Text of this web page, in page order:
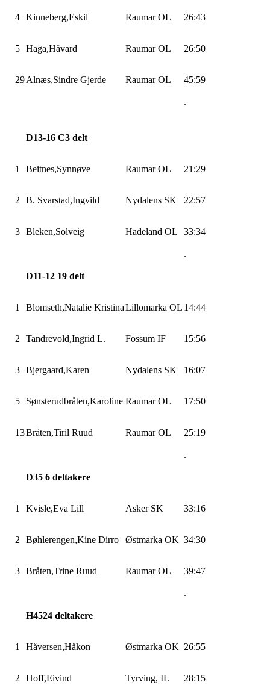
4 Kinneberg,Eskil Raumar OL 26:43
5 Haga,Håvard Raumar OL 26:50
29Alnæs,Sindre Gjerde Raumar OL 45:59
.
D13-16 C3 delt
1 Beitnes,Synnøve Raumar OL 21:29
2 B. Svarstad,Ingvild Nydalens SK 22:57
3 Bleken,Solveig Hadeland OL 33:34
.
D11-12 19 delt
1 Blomseth,Natalie KristinaLillomarka OL 14:44
2 Tandrevold,Ingrid L. Fossum IF 15:56
3 Bjergaard,Karen Nydalens SK 16:07
5 Sønsterudbråten,Karoline Raumar OL 17:50
13Bråten,Tiril Ruud Raumar OL 25:19
.
D35 6 deltakere
1 Kvisle,Eva Lill Asker SK 33:16
2 Bøhlerengen,Kine Dirro Østmarka OK 34:30
3 Bråten,Trine Ruud Raumar OL 39:47
.
H4524 deltakere
1 Håversen,Håkon Østmarka OK 26:55
2 Hoff,Eivind Tyrving, IL 28:15